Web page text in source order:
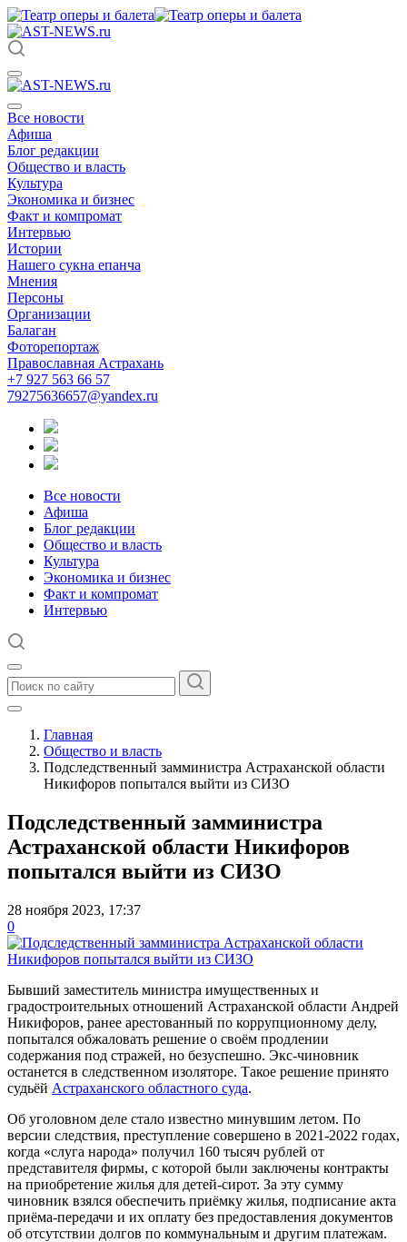
Все новости
Афиша
Блог редакции
Общество и власть
Культура
Экономика и бизнес
Факт и компромат
Интервью
Истории
Нашего сукна епанча
Мнения
Персоны
Организации
Балаган
Фоторепортаж
Православная Астрахань
+7 927 563 66 57
79275636657@yandex.ru
Все новости
Афиша
Блог редакции
Общество и власть
Культура
Экономика и бизнес
Факт и компромат
Интервью
Главная
Общество и власть
Подследственный замминистра Астраханской области
Никифоров попытался выйти из СИЗО
Подследственный замминистра
Астраханской области Никифоров
попытался выйти из СИЗО
28 ноября 2023, 17:37
0
Бывший заместитель министра имущественных и
градостроительных отношений Астраханской области Андрей
Никифоров, ранее арестованный по коррупционному делу,
попытался обжаловать решение о своём продлении
содержания под стражей, но безуспешно. Экс-чиновник
останется в следственном изоляторе. Такое решение принято
судьёй Астраханского областного суда.
Об уголовном деле стало известно минувшим летом. По
версии следствия, преступление совершено в 2021-2022 годах,
когда «слуга народа» получил 160 тысяч рублей от
представителя фирмы, с которой были заключены контракты
на приобретение жилья для детей-сирот. За эту сумму
чиновник взялся обеспечить приёмку жилья, подписание акта
приёма-передачи и их оплату без предоставления документов
об отсутствии долгов по коммунальным и другим платежам.